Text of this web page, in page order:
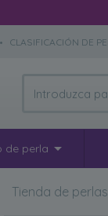
• CLASIFICACIÓN DE
de perla
Tienda de perlas